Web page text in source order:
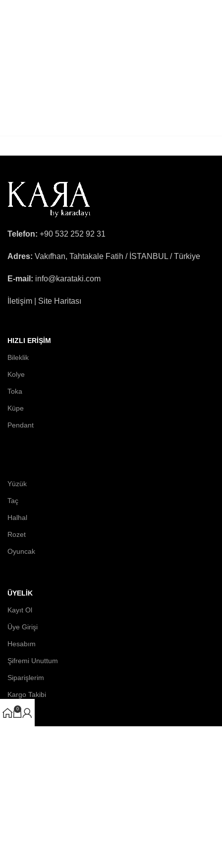
Telefon: +90 532 252 92 31
Adres: Vakıfhan, Tahtakale Fatih / İSTANBUL / Türkiye
E-mail: info@karataki.com
İletişim | Site Haritası
HIZLI ERIŞIM
Bileklik
Kolye
Toka
Küpe
Pendant
Yüzük
Taç
Halhal
Rozet
Oyuncak
ÜYELİK
Kayıt Ol
Üye Girişi
Hesabım
Şifremi Unuttum
Siparişlerim
Kargo Takibi
0